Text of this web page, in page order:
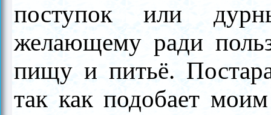
поступок или
желающему ради
пищу и питьё.
так как подобает